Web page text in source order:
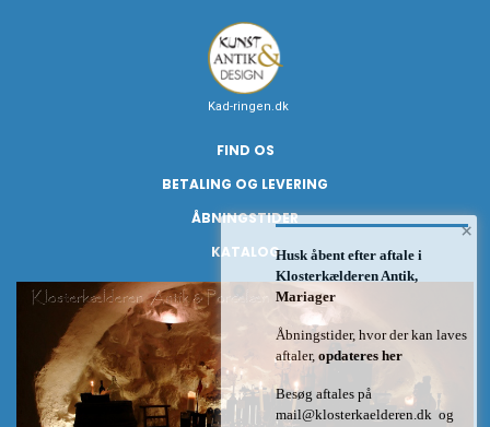
Kad-ringen.dk
FIND OS
BETALING OG LEVERING
ÅBNINGSTIDER
KATALOG
×
Husk åbent efter aftale i
Klosterkælderen Antik,
Mariager
Åbningstider, hvor der kan laves
aftaler, opdateres her
Besøg aftales på
mail@klosterkaelderen.dk og